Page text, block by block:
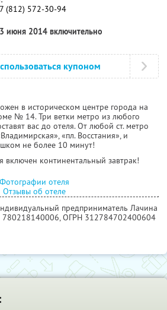
(812) 572-30-94
июня 2014 включительно
купоном
в историческом центре города на
№ 14. Три ветки метро из любого
вас до отеля. От любой ст. метро
«пл. Восстания», и
не более 10 минут!
включен континентальный завтрак!
Фотографии отеля
Отзывы об отеле
предприниматель Лачина
, ОГРН 312784702400604